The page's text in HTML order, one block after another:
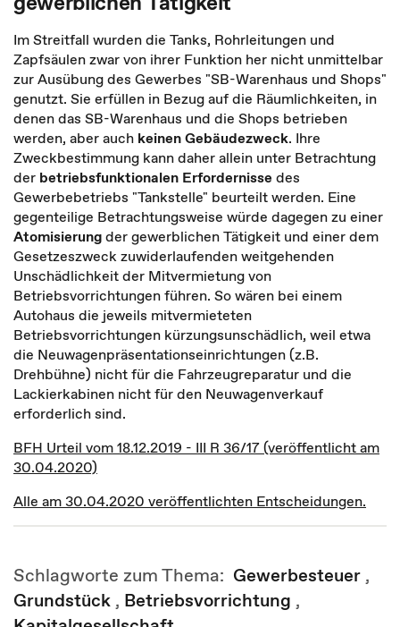
Im Streitfall wurden die Tanks, Rohrleitungen und
Zapfsäulen zwar von ihrer Funktion her nicht unmittelbar
zur Ausübung des Gewerbes "SB-Warenhaus und Shops"
genutzt. Sie erfüllen in Bezug auf die Räumlichkeiten, in
denen das SB-Warenhaus und die Shops betrieben
werden, aber auch keinen Gebäudezweck. Ihre
Zweckbestimmung kann daher allein unter Betrachtung
der betriebsfunktionalen Erfordernisse des
Gewerbebetriebs "Tankstelle" beurteilt werden. Eine
gegenteilige Betrachtungsweise würde dagegen zu einer
Atomisierungder gewerblichen Tätigkeit und einer dem
Gesetzeszweck zuwiderlaufenden weitgehenden
Unschädlichkeit der Mitvermietung von
Betriebsvorrichtungen führen. So wären bei einem
Autohaus die jeweils mitvermieteten
Betriebsvorrichtungen kürzungsunschädlich, weil etwa
die Neuwagenpräsentationseinrichtungen (z.B.
Drehbühne) nicht für die Fahrzeugreparatur und die
Lackierkabinen nicht für den Neuwagenverkauf
erforderlich sind.
BFH Urteil vom 18.12.2019 - III R 36/17 (veröffentlicht am
30.04.2020)
Alle am 30.04.2020 veröffentlichten Entscheidungen.
Schlagworte zum Thema: Gewerbesteuer ,
Grundstück , Betriebsvorrichtung ,